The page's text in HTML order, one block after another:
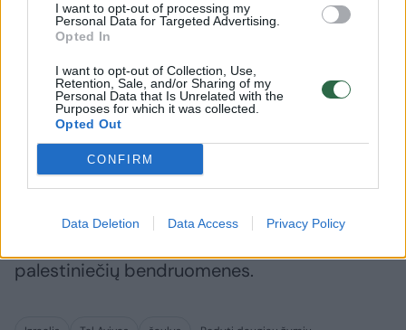
I want to opt-out of processing my
Personal Data for Targeted Advertising.
Opted In
I want to opt-out of Collection, Use,
Retention, Sale, and/or Sharing of my
Personal Data that Is Unrelated with the
Purposes for which it was collected.
Opted Out
CONFIRM
Data Deletion Data Access Privacy Policy
per Šešių dienų karą. Be aneksuotos Rytų
Jeruzalės, šioje teritorijoje gyvena beveik trys
milijonai palestiniečių ir apie 490 tūkst.
izraeliečių, kurie gyvena gyvenvietėse, pagal
tarptautinę teisę laikomose neteisėtomis.
Nuo praėjusių metų pradžios čia įvyko virtinė
palestiniečių išpuolių prieš izraeliečius, taip
palestiniečių bendruomenes.